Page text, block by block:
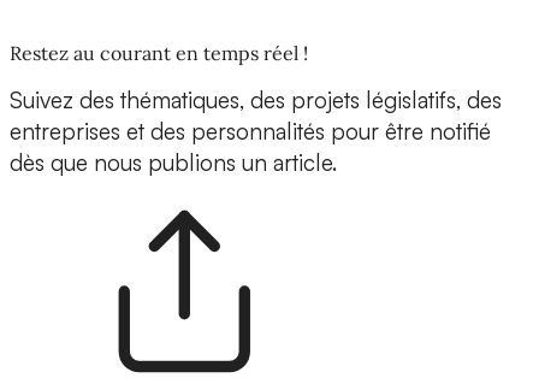
Restez au courant en temps réel !
Suivez des thématiques, des projets législatifs, des
entreprises et des personnalités pour être notifié
dès que nous publions un article.